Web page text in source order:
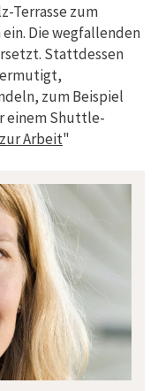
Terrasse zum
Die wegfallenden
Stattdessen
zum Beispiel
einem Shuttle-
Arbeit"